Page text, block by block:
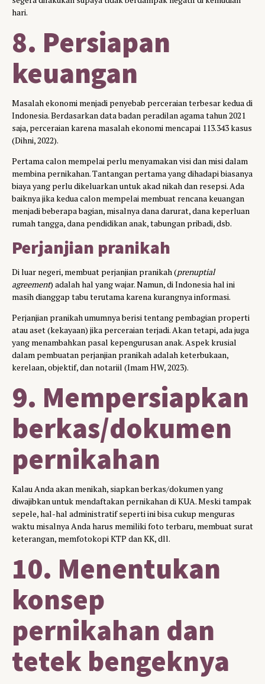
hari.
8. Persiapan
keuangan
Masalah ekonomi menjadi penyebab perceraian terbesar kedua di
Indonesia. Berdasarkan data badan peradilan agama tahun 2021
saja, perceraian karena masalah ekonomi mencapai 113.343 kasus
(Dihni, 2022).
Pertama calon mempelai perlu menyamakan visi dan misi dalam
membina pernikahan. Tantangan pertama yang dihadapi biasanya
biaya yang perlu dikeluarkan untuk akad nikah dan resepsi. Ada
baiknya jika kedua calon mempelai membuat rencana keuangan
menjadi beberapa bagian, misalnya dana darurat, dana keperluan
rumah tangga, dana pendidikan anak, tabungan pribadi, dsb.
Perjanjian pranikah
Di luar negeri, membuat perjanjian pranikah (prenuptial
agreement) adalah hal yang wajar. Namun, di Indonesia hal ini
masih dianggap tabu terutama karena kurangnya informasi.
Perjanjian pranikah umumnya berisi tentang pembagian properti
atau aset (kekayaan) jika perceraian terjadi. Akan tetapi, ada juga
yang menambahkan pasal kepengurusan anak. Aspek krusial
dalam pembuatan perjanjian pranikah adalah keterbukaan,
kerelaan, objektif, dan notariil (Imam HW, 2023).
9. Mempersiapkan
berkas/dokumen
pernikahan
Kalau Anda akan menikah, siapkan berkas/dokumen yang
diwajibkan untuk mendaftakan pernikahan di KUA. Meski tampak
sepele, hal-hal administratif seperti ini bisa cukup menguras
waktu misalnya Anda harus memiliki foto terbaru, membuat surat
keterangan, memfotokopi KTP dan KK, dll.
10. Menentukan
konsep
pernikahan dan
tetek bengeknya